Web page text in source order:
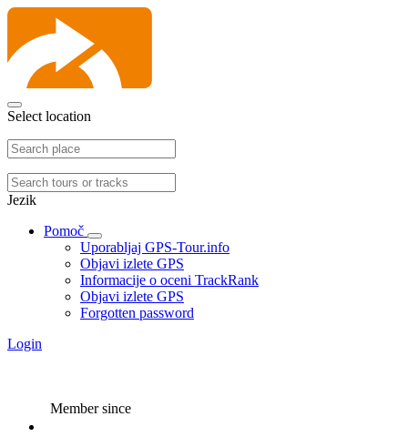
Select location
Jezik
Pomoč
Uporabljaj GPS-Tour.info
Objavi izlete GPS
Informacije o oceni TrackRank
Objavi izlete GPS
Forgotten password
Login
Member since